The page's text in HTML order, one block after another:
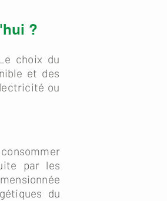
?
choix du
et des
ou
par les
du